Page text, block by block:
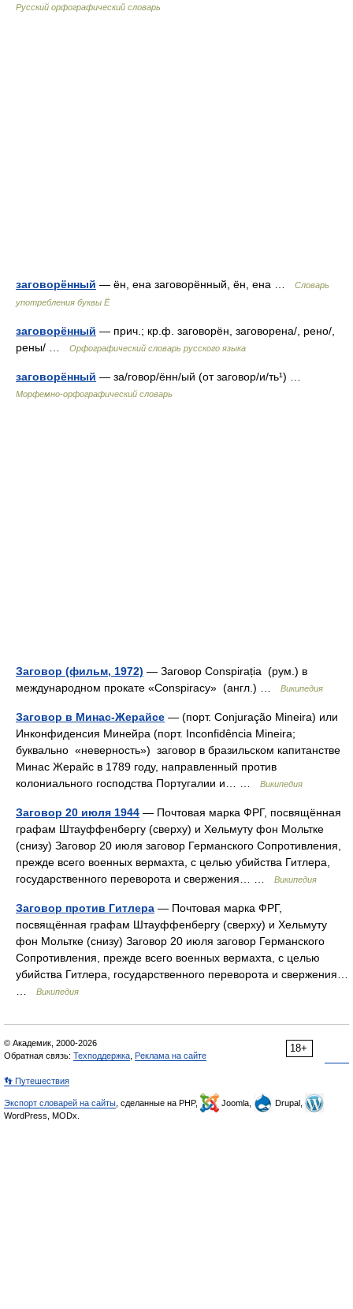
Русский орфографический словарь
заговорённый — ён, ена заговорённый, ён, ена …
Словарь
употребления буквы Ё
заговорённый — прич.; кр.ф. заговорён, заговорена/, рено/,
рены/ …
Орфографический словарь русского языка
заговорённый — за/говор/ённ/ый (от заговор/и/ть¹) …
Морфемно-орфографический словарь
Заговор (фильм, 1972) — Заговор Conspirația (рум.) в
международном прокате «Conspiracy» (англ.) …
Википедия
Заговор в Минас-Жерайсе — (порт. Conjuração Mineira) или
Инконфиденсия Минейра (порт. Inconfidência Mineira;
буквально «неверность») заговор в бразильском капитанстве
Минас Жерайс в 1789 году, направленный против
колониального господства Португалии и… …
Википедия
Заговор 20 июля 1944 — Почтовая марка ФРГ, посвящённая
графам Штауффенбергу (сверху) и Хельмуту фон Мольтке
(снизу) Заговор 20 июля заговор Германского Сопротивления,
прежде всего военных вермахта, с целью убийства Гитлера,
государственного переворота и свержения… …
Википедия
Заговор против Гитлера — Почтовая марка ФРГ,
посвящённая графам Штауффенбергу (сверху) и Хельмуту
фон Мольтке (снизу) Заговор 20 июля заговор Германского
Сопротивления, прежде всего военных вермахта, с целью
убийства Гитлера, государственного переворота и свержения…
Википедия
18+
© Академик, 2000-2026
Обратная связь: Техподдержка Реклама на сайте
👣 Путешествия
Экспорт словарей на сайты , сделанные на PHP, Joomla,
Drupal,
WordPress, MODx.